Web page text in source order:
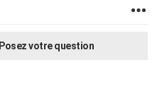
Posez votre question